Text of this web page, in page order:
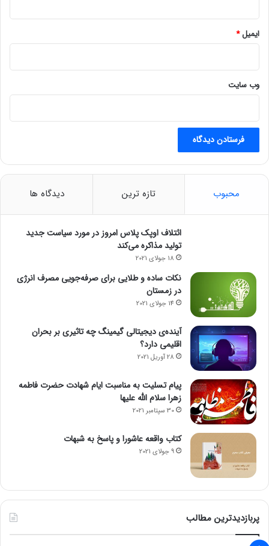
ایمیل*
وب‌ سایت
محبوب تازه ترین دیدگاه ها
ائتلاف اوپک پلاس امروز در مورد سیاست جدید
تولید مذاکره می‌کند
18 جولای 2021
نکات ساده و طلایی برای صرفه‌جویی مصرف انرژی
در زمستان
14 جولای 2021
آینده‌ی دیجیتالی گیمینگ چه تاثیری بر بحران
اقلیمی دارد؟
28 آوریل 2021
پیام تسلیت به مناسبت ایام شهادت حضرت فاطمه
زهرا سلام الله علیها
30 سپتامبر 2021
کتاب واقعه عاشورا و پاسخ به شبهات
9 جولای 2021
پربازدیدترین مطالب